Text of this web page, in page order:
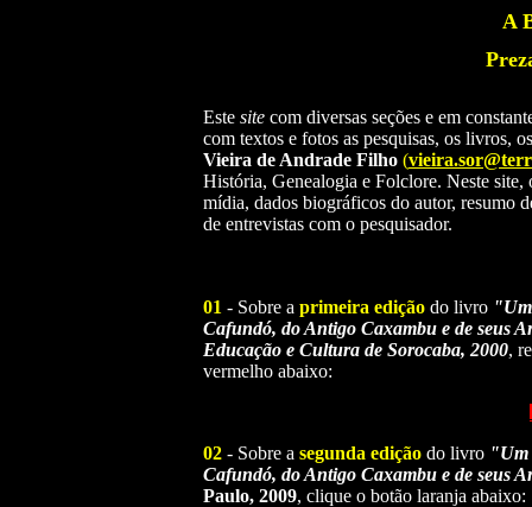
A
Este sitecom diversas seções e em
com textos e fotos as pesquisas, os livros,
Vieira de Andrade Filho (
História, Genealogia e Folclore. Neste
mídia, dados biográficos do autor, resumo
de entrevistas com o pesquisador.
01 - Sobre a primeira ediçãodo livro
Cafundó, do Antigo Caxambu e de seus
Educação e Cultura de Sorocaba, 2000,
vermelho abaixo:
02- Sobre a segunda ediçãodo livro "Um
Cafundó, do Antigo Caxambu e de seus
Paulo, 2009, clique o botão laranja abaixo: